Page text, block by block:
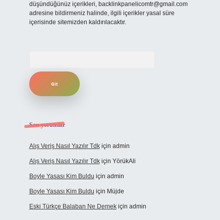
düşündüğünüz içerikleri, backlinkpanelicomtr@gmail.com
adresine bildirmeniz halinde, ilgili içerikler yasal süre
içerisinde sitemizden kaldırılacaktır.
Son yorumlar
Alış Veriş Nasıl Yazılır Tdkiçin admin
Alış Veriş Nasıl Yazılır Tdkiçin YörükAli
Boyle Yasası Kim Buldu için admin
Boyle Yasası Kim Buldu için Müjde
Eski Türkçe Balaban Ne Demekiçin admin